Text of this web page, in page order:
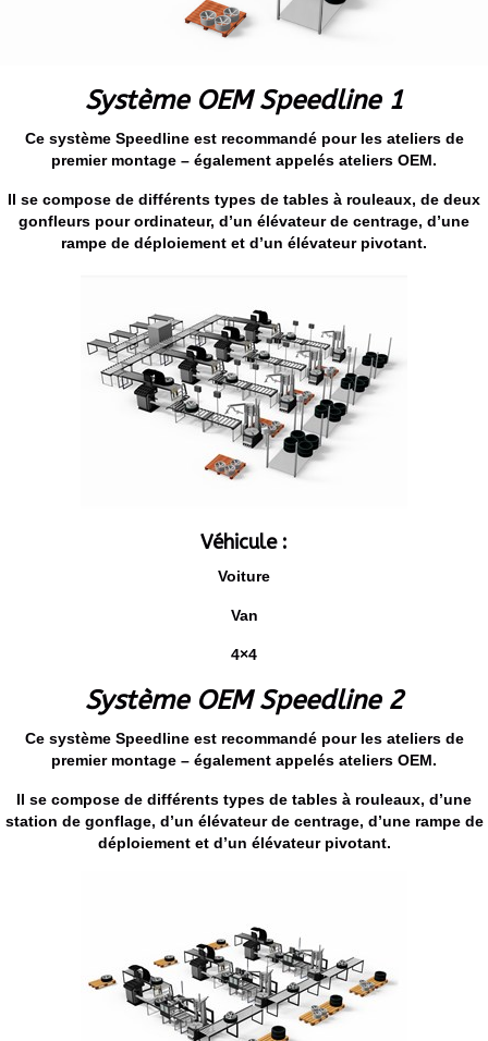
Système OEM Speedline 1
Ce système Speedline est recommandé pour les ateliers de
premier montage – également appelés ateliers OEM.
Il se compose de différents types de tables à rouleaux, de deux
gonfleurs pour ordinateur, d’un élévateur de centrage, d’une
rampe de déploiement et d’un élévateur pivotant.
Véhicule :
Voiture
Van
4×4
Système OEM Speedline 2
Ce système Speedline est recommandé pour les ateliers de
premier montage – également appelés ateliers OEM.
Il se compose de différents types de tables à rouleaux, d’une
station de gonflage, d’un élévateur de centrage, d’une rampe de
déploiement et d’un élévateur pivotant.